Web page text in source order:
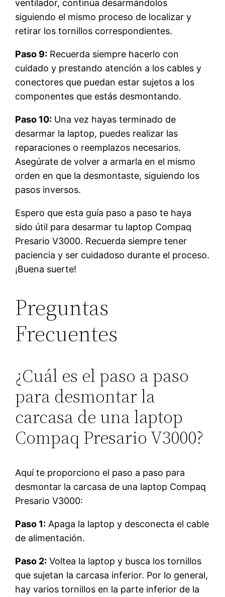
ventilador, continúa desarmándolos
siguiendo el mismo proceso de localizar y
retirar los tornillos correspondientes.
Paso 9: Recuerda siempre hacerlo con
cuidado y prestando atención a los cables y
conectores que puedan estar sujetos a los
componentes que estás desmontando.
Paso 10: Una vez hayas terminado de
desarmar la laptop, puedes realizar las
reparaciones o reemplazos necesarios.
Asegúrate de volver a armarla en el mismo
orden en que la desmontaste, siguiendo los
pasos inversos.
Espero que esta guía paso a paso te haya
sido útil para desarmar tu laptop Compaq
Presario V3000. Recuerda siempre tener
paciencia y ser cuidadoso durante el proceso.
¡Buena suerte!
Preguntas
Frecuentes
¿Cuál es el paso a paso
para desmontar la
carcasa de una laptop
Compaq Presario V3000?
Aquí te proporciono el paso a paso para
desmontar la carcasa de una laptop Compaq
Presario V3000:
Paso 1: Apaga la laptop y desconecta el cable
de alimentación.
Paso 2: Voltea la laptop y busca los tornillos
que sujetan la carcasa inferior. Por lo general,
hay varios tornillos en la parte inferior de la